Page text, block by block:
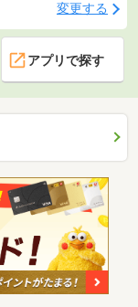
変更する
アプリで探す